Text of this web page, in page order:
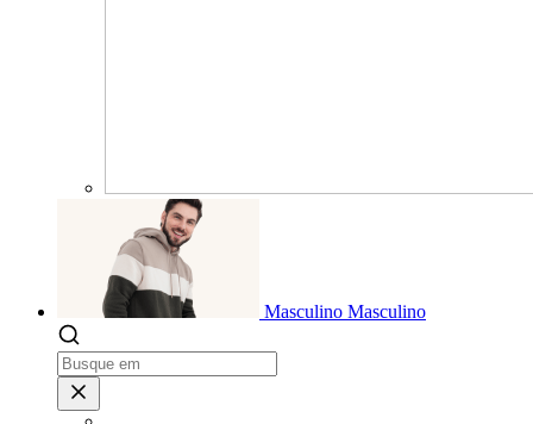
Masculino Masculino